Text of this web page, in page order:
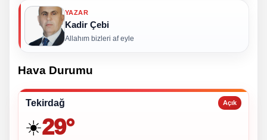
YAZAR
Kadir Çebi
Allahım bizleri af eyle
Hava Durumu
Tekirdağ Açık
☀️29°